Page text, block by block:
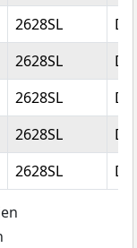
2628SL
2628SL
2628SL
2628SL
2628SL